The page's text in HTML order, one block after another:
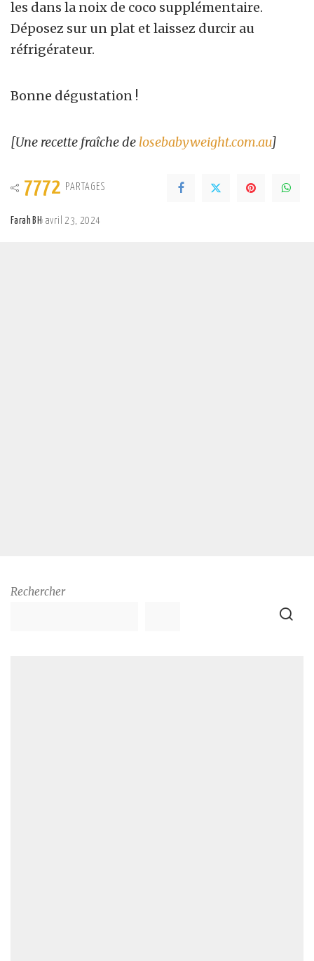
les dans la noix de coco supplémentaire.
Déposez sur un plat et laissez durcir au
réfrigérateur.
Bonne dégustation !
[Une recette fraîche de losebabyweight.com.au]
7772 PARTAGES
Farah BH avril 23, 2024
Rechercher